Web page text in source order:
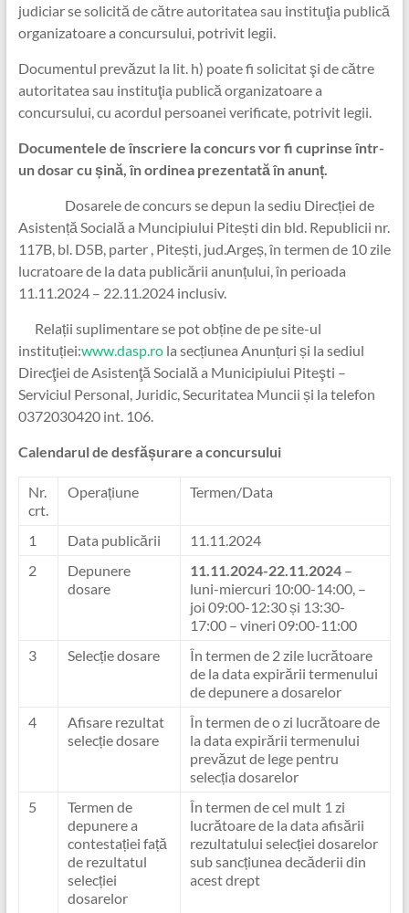
judiciar se solicită de către autoritatea sau instituţia publică
organizatoare a concursului, potrivit legii.
Documentul prevăzut la lit. h) poate fi solicitat şi de către
autoritatea sau instituţia publică organizatoare a
concursului, cu acordul persoanei verificate, potrivit legii.
Documentele de înscriere la concurs vor fi cuprinse într-
un dosar cu șină, în ordinea prezentată în anunț.
Dosarele de concurs se depun la sediu Direcției de
Asistență Socială a Muncipiului Pitești din bld. Republicii nr.
117B, bl. D5B, parter , Pitești, jud.Argeș, în termen de 10 zile
lucratoare de la data publicării anunțului, în perioada
11.11.2024 – 22.11.2024 inclusiv.
Relații suplimentare se pot obține de pe site-ul
instituției:www.dasp.rola secțiunea Anunțuri și la sediul
Direcţiei de Asistenţă Socială a Municipiului Piteşti –
Serviciul Personal, Juridic, Securitatea Muncii și la telefon
0372030420 int. 106.
Calendarul de desfășurare a concursului
Nr.
crt.
Operațiune Termen/Data
1 Data publicării
11.11.2024
2
Depunere
dosare
11.11.2024-22.11.2024–
luni-miercuri 10:00-14:00, –
joi 09:00-12:30 și 13:30-
17:00 – vineri 09:00-11:00
3
Selecție dosare
În termen de 2 zile lucrătoare
de la data expirării termenului
de depunere a dosarelor
4
Afisare rezultat
selecție dosare
În termen de o zi lucrătoare de
la data expirării termenului
prevăzut de lege pentru
selecția dosarelor
5
Termen de
depunere a
contestației față
de rezultatul
selecției
dosarelor
În termen de cel mult 1 zi
lucrătoare de la data afisării
rezultatului selecției dosarelor
sub sancțiunea decăderii din
acest drept